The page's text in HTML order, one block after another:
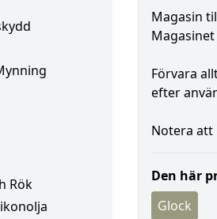
Rök
Magasin
Förvara
efter
Notera att
Den här
Glock